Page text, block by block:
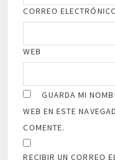
CORREO
WEB
GUARDA MI
WEB EN ESTE
COMENTE.
RECIBIR UN CORREO